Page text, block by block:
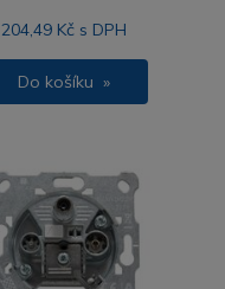
204,49 Kč s DPH
Do košíku »